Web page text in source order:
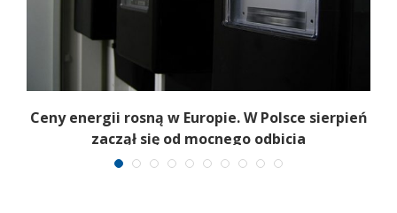
Ceny energii rosną w Europie. W Polsce sierpień
zaczął się od mocnego odbicia